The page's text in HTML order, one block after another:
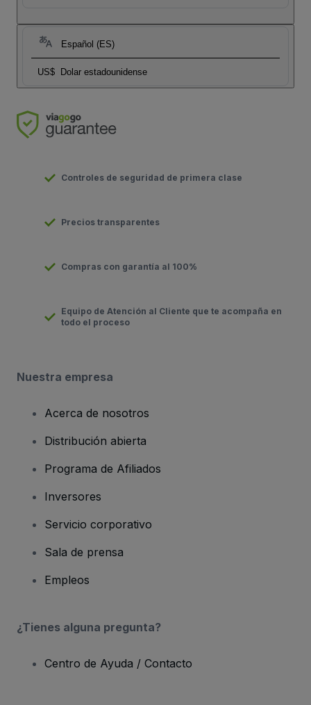
Español (ES)
US$ Dolar estadounidense
Controles de seguridad de primera clase
Precios transparentes
Compras con garantía al 100%
Equipo de Atención al Cliente que te acompaña en
todo el proceso
Nuestra empresa
Acerca de nosotros
Distribución abierta
Programa de Afiliados
Inversores
Servicio corporativo
Sala de prensa
Empleos
¿Tienes alguna pregunta?
Centro de Ayuda / Contacto